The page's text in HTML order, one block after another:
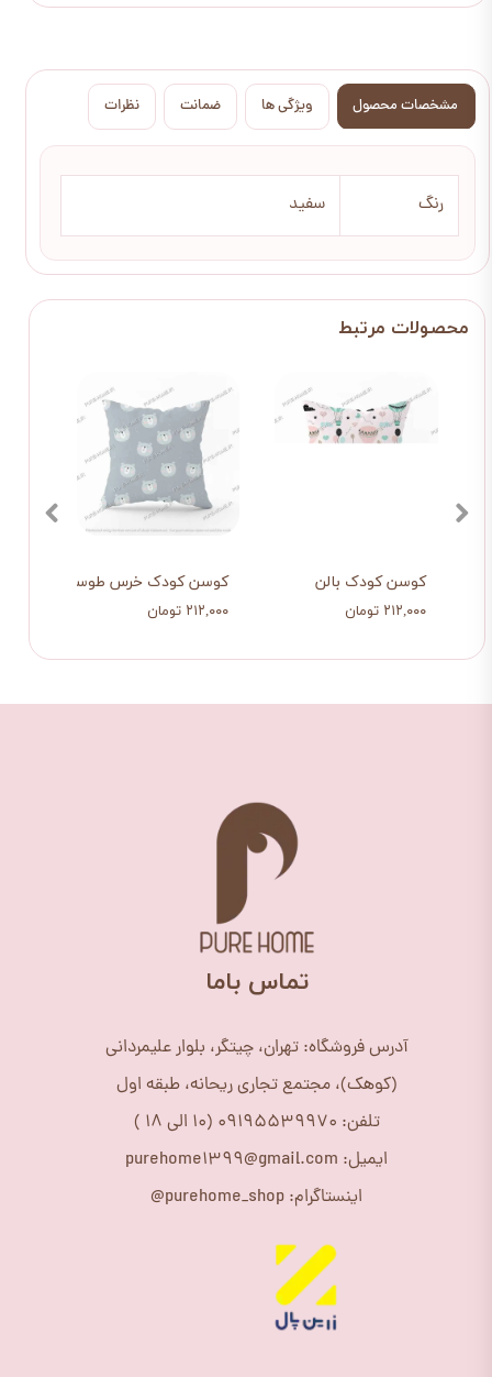
مشخصات محصول ویژگی ها ضمانت نظرات
رنگ سفید
کوسن کودک خرس طوسی
۲۱۲,۰۰۰ تومان
کوسن کودک بالن
۲۱۲,۰۰۰ تومان
و ماه
​تماس باما
آدرس فروشگاه: تهران، چیتگر، بلوار علیمردانی
(کوهک)، مجتمع تجاری ریحانه، طبقه اول
تلفن: 09195539970 (10 الی 18 )
ایمیل: purehome1399@gmail.com
اینستاگرام: purehome_shop@